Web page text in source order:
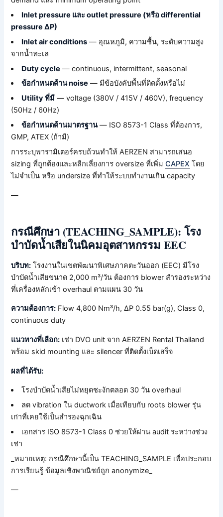
Inlet pressure และ outlet pressure (หรือ differential
pressure ΔP)
Inlet air conditions — อุณหภูมิ, ความชื้น, ระดับความสูง
จากน้ำทะเล
Duty cycle — continuous, intermittent, seasonal
ข้อกำหนดด้าน noise — มีข้อบังคับพื้นที่ติดตั้งหรือไม่
Utility ที่มี — voltage (380V / 415V / 460V), frequency
(50Hz / 60Hz)
ข้อกำหนดด้านมาตรฐาน— ISO 8573-1 Class ที่ต้องการ,
GMP, ATEX (ถ้ามี)
การระบุพารามิเตอร์ครบถ้วนทำให้ AERZEN สามารถเสนอ
sizing ที่ถูกต้องและหลีกเลี่ยงการ oversize ที่เพิ่มCAPEX โดย
ไม่จำเป็น หรือ undersize ที่ทำให้ระบบทำงานเกิน capacity
—
กรณีศึกษา (TEACHING_SAMPLE): โรง
บำบัดน้ำเสียในนิคมอุตสาหกรรม EEC
บริบท: โรงงานในเขตพัฒนาพิเศษภาคตะวันออก (EEC) มีโรง
บำบัดน้ำเสียขนาด 2,000 m³/วัน ต้องการ blower สำรองระหว่าง
ที่เครื่องหลักเข้า overhaul ตามแผน 30 วัน
ความต้องการ: Flow 4,800 Nm³/h, ΔP 0.55 bar(g), Class 0,
continuous duty
แนวทางที่เลือก: เช่า DVO unit จาก AERZEN Rental Thailand
พร้อม skid mounting และ silencer ที่ติดตั้งเบ็ดเสร็จ
ผลที่ได้รับ:
โรงบำบัดน้ำเสียไม่หยุดชะงักตลอด 30 วัน overhaul
ลด vibration ใน ductwork เมื่อเทียบกับ roots blower รุ่น
เก่าที่เคยใช้เป็นสำรองฉุกเฉิน
เอกสาร ISO 8573-1 Class 0 ช่วยให้ผ่าน audit ระหว่างช่วง
เช่า
_หมายเหตุ: กรณีศึกษานี้เป็น TEACHING_SAMPLE เพื่อประกอบ
การเรียนรู้ ข้อมูลเชิงพาณิชย์ถูก anonymize_
—